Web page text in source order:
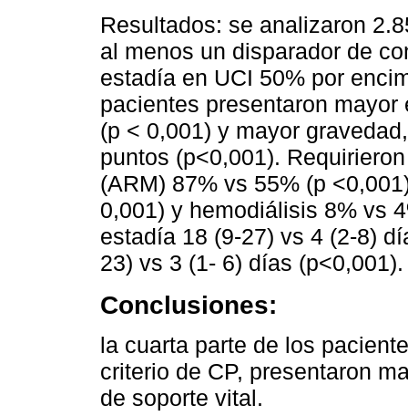
Resultados: se analizaron
al menos un disparador de
estadía en UCI 50% por
pacientes presentaron
(p < 0,001) y mayor
puntos (p<0,001).
(ARM) 87% vs 55% (p
0,001) y hemodiálisis 8% vs
estadía 18 (9-27) vs 4 (2-8)
23) vs 3 (1- 6) días (p<0,001).
Conclusiones:
la cuarta parte de los
criterio de CP, presentaron
de soporte vital.